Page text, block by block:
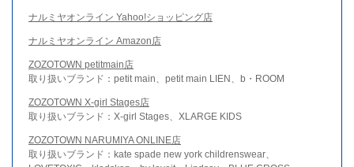
ナルミヤオンライン Yahoo!ショッピング店
ナルミヤオンライン Amazon店
ZOZOTOWN petitmain店
取り扱いブランド：petit main、petit main LIEN、b・ROOM
ZOZOTOWN X-girl Stages店
取り扱いブランド：X-girl Stages、XLARGE KIDS
ZOZOTOWN NARUMIYA ONLINE店
取り扱いブランド：kate spade new york childrenswear、